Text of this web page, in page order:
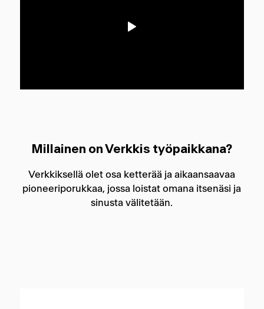
Millainen on Verkkis työpaikkana?
Verkkiksellä olet osa ketterää ja aikaansaavaa
pioneeriporukkaa, jossa loistat omana itsenäsi ja
sinusta välitetään.